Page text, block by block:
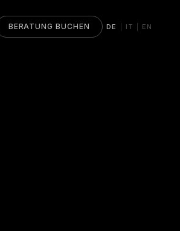
BERATUNG BUCHEN DE IT EN